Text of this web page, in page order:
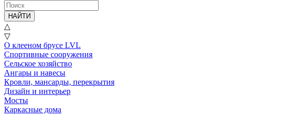
НАЙТИ
△
▽
О клееном брусе LVL
Спортивные сооружения
Сельское хозяйство
Ангары и навесы
Кровли, мансарды, перекрытия
Дизайн и интерьер
Мосты
Каркасные дома